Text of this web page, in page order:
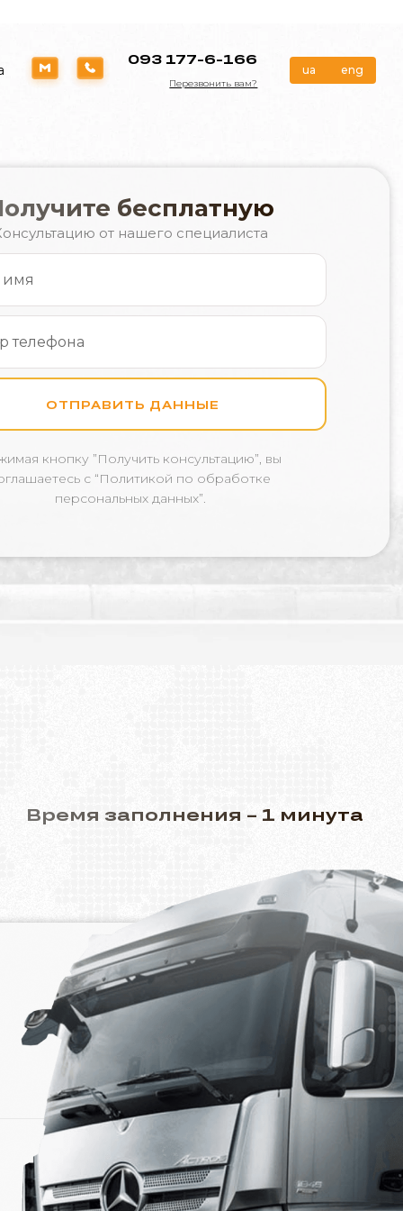
093 177-6-166
Перезвонить вам?
ua eng
бесплатную
от нашего специалиста
ОТПРАВИТЬ ДАННЫЕ
кнопку”Получить консультацию”, вы
с “Политикой по обработке
персональных данных”.
Время заполнения – 1 минута